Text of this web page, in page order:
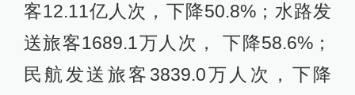
客12.11亿人次，下降50.8%；水路发
送旅客1689.1万人次， 下降58.6%；
民航发送旅客3839.0万人次，下降